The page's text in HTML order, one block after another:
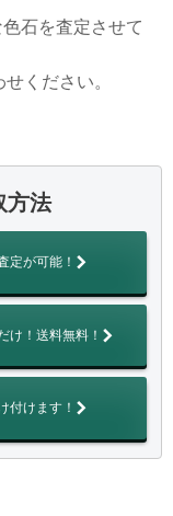
石を査定させて
ください。
方法
定が可能！
け！送料無料！
付けます！